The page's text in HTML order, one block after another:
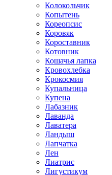
Колокольчик
Копытень
Кореопсис
Коровяк
Короставник
Котовник
Кошачья лапка
Кровохлебка
Крокосмия
Купальница
Купена
Лабазник
Лаванда
Лаватера
Ландыш
Лапчатка
Лен
Лиатрис
Лигустикум